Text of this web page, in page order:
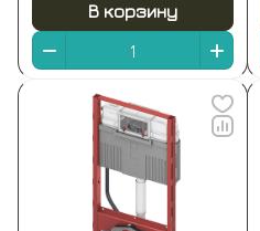
В корзину